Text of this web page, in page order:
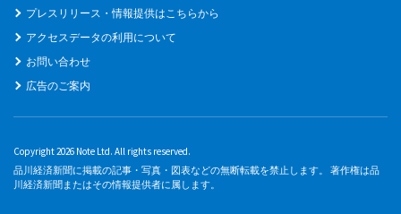
プレスリリース・情報提供はこちらから
アクセスデータの利用について
お問い合わせ
広告のご案内
Copyright 2026 Note Ltd. All rights reserved.
品川経済新聞に掲載の記事・写真・図表などの無断転載を禁止します。 著作権は品
川経済新聞またはその情報提供者に属します。